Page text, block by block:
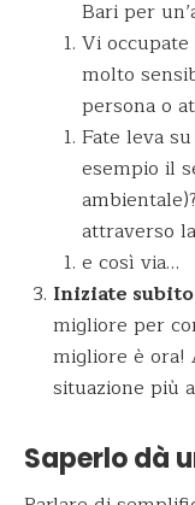
Bari per
Vi
molto
persona o
Fate leva
esempio il
attraverso
e così via…
Iniziate
migliore per
migliore è ora!
situazione più
Saperlo dà